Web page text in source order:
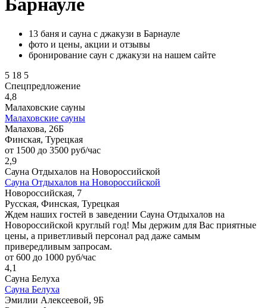
Барнауле
13 баня и сауна с джакузи в Барнауле
фото и цены, акции и отзывы
бронирование саун с джакузи на нашем сайте
5 18 5
Спецпредложение
4,8
Малаховские сауны
Малаховские сауны
Малахова, 26Б
Финская, Турецкая
от 1500 до 3500 руб/час
2,9
Сауна Отдыхалов на Новороссийской
Сауна Отдыхалов на Новороссийской
Новороссийская, 7
Русская, Финская, Турецкая
Ждем наших гостей в заведении Сауна Отдыхалов на
Новороссийской круглый год! Мы держим для Вас приятные
цены, а приветливый персонал рад даже самым
привередливым запросам.
от 600 до 1000 руб/час
4,1
Сауна Белуха
Сауна Белуха
Эмилии Алексеевой, 9Б